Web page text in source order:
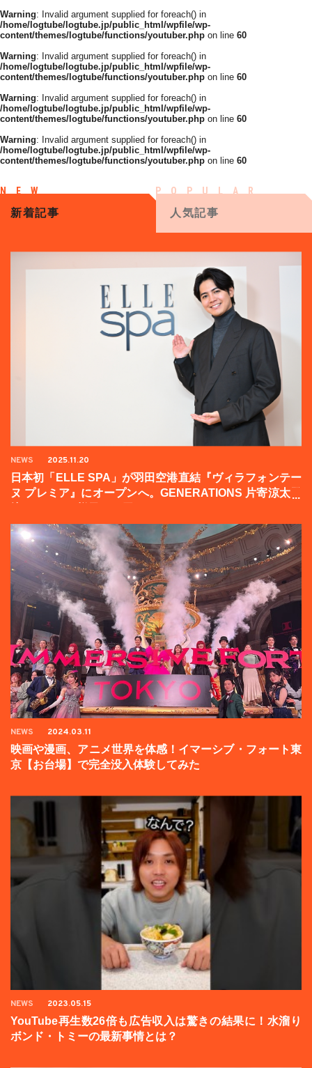
Warning: Invalid argument supplied for foreach() in
/home/logtube/logtube.jp/public_html/wpfile/wp-
content/themes/logtube/functions/youtuber.php on line 60
Warning: Invalid argument supplied for foreach() in
/home/logtube/logtube.jp/public_html/wpfile/wp-
content/themes/logtube/functions/youtuber.php on line 60
Warning: Invalid argument supplied for foreach() in
/home/logtube/logtube.jp/public_html/wpfile/wp-
content/themes/logtube/functions/youtuber.php on line 60
Warning: Invalid argument supplied for foreach() in
/home/logtube/logtube.jp/public_html/wpfile/wp-
content/themes/logtube/functions/youtuber.php on line 60
新着記事 人気記事
NEWS 2025.11.20
日本初「ELLE SPA」が羽田空港直結『ヴィラフォンテー
ヌ プレミア』にオープンへ。GENERATIONS 片寄涼太登
NEWS 2024.03.11
映画や漫画、アニメ世界を体感！イマーシブ・フォート東
京【お台場】で完全没入体験してみた
NEWS 2023.05.15
YouTube再生数26倍も広告収入は驚きの結果に！水溜り
ボンド・トミーの最新事情とは？